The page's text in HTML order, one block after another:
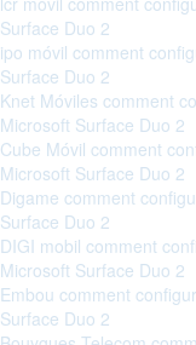
Surface Duo 2
ipo móvil comment
Surface Duo 2
Knet Móviles comment
Microsoft Surface Duo 2
Cube Móvil comment
Microsoft Surface Duo 2
Digame comment
Surface Duo 2
DIGI mobil comment
Microsoft Surface Duo 2
Embou comment
Surface Duo 2